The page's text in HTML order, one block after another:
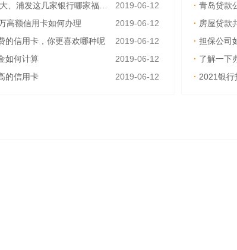
浦发这几家银行哪家福利多
2019-06-12
高额信用卡如何办理
2019-06-12
的信用卡，你更喜欢哪种呢
2019-06-12
如何计算
2019-06-12
的信用卡
2019-06-12
· 青岛贷款
· 房屋贷款
· 担保公司
· 了解一下办
· 2021银行